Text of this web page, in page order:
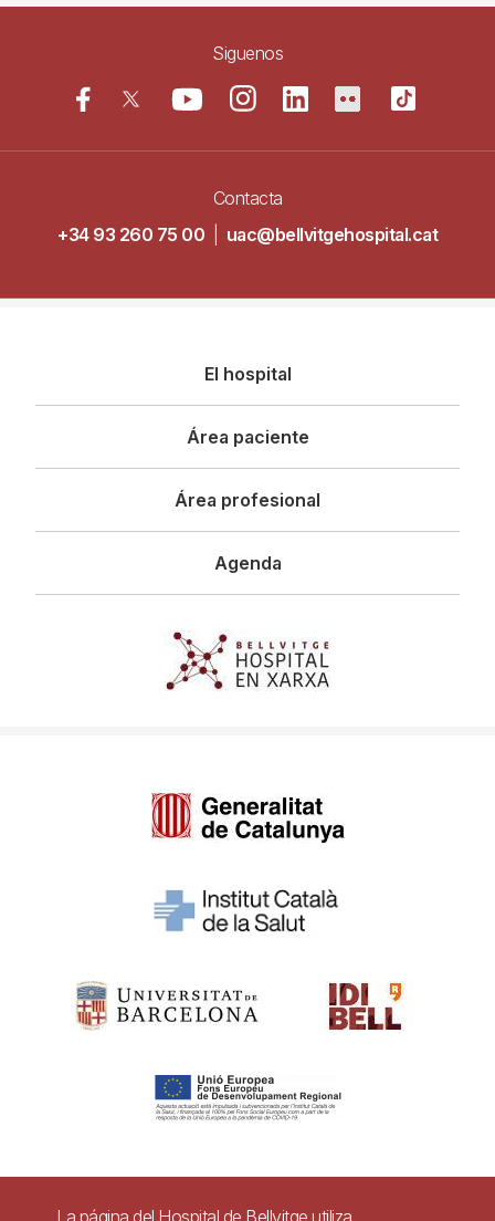
Siguenos
Contacta
+34 93 260 75 00
uac@bellvitgehospital.cat
principal
El hospital
Área paciente
Área profesional
Agenda